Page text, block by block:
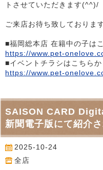
トさせていただきます(^^)/
ご来店お待ち致しておりま
■福岡総本店 在籍中の子は
https://www.pet-
■イベントチラシはこちらか
https://www.pet-
SAISON CARD
新聞電子版にて紹介さ
2025-10-24
全店